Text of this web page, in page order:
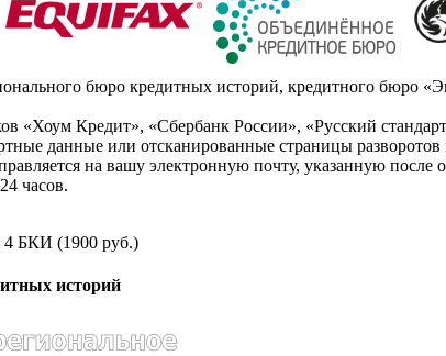
бюро кредитных историй, кредитного бюро
«Хоум Кредит», «Сбербанк России», «Русский
данные или отсканированные страницы
на вашу электронную почту, указанную после
часов.
4 БКИ (1900 руб.)
историй